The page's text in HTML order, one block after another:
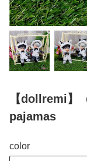
【dollremi】
pajamas
color